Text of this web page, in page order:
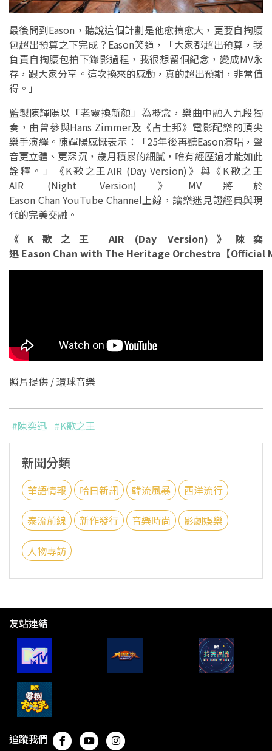
最後問到Eason，聽說這個計劃是他愈搞愈大，更要自掏腰
包超出預算之下完成？Eason笑道，「大家都超出預算，我
負責自掏腰包拍下錄影過程，我很想留個紀念，變成MV永
存，跟大家分享。這次換來的感動，真的超出預期，非常值
得。」
監製陳輝陽以「老靈換新顏」為概念，樂曲中融入九段獨
奏，由曾參與Hans Zimmer及《占士邦》電影配樂的頂尖
樂手演繹。陳輝陽感慨表示：「25年後再聽Eason演唱，聲
音更立體、更深沉，歲月積累的細膩，唯有經歷過才能如此
詮釋。」《K歌之王AIR (Day Version)》與《K歌之王
AIR (Night Version)》MV將於
Eason Chan YouTube Channel上線，讓樂迷見證經典與現
代的完美交融。
《K歌之王 AIR (Day Version)》陳奕
迅 Eason Chan with The Heritage Orchestra【Official
照片提供 / 環球音樂
#陳奕迅 #K歌之王
新聞分類
華語情報 哈日新訊 韓流風暴 西洋流行
泰流前線 新作發行 音樂時尚 影劇娛樂
人物專訪
友站連結
追蹤我們